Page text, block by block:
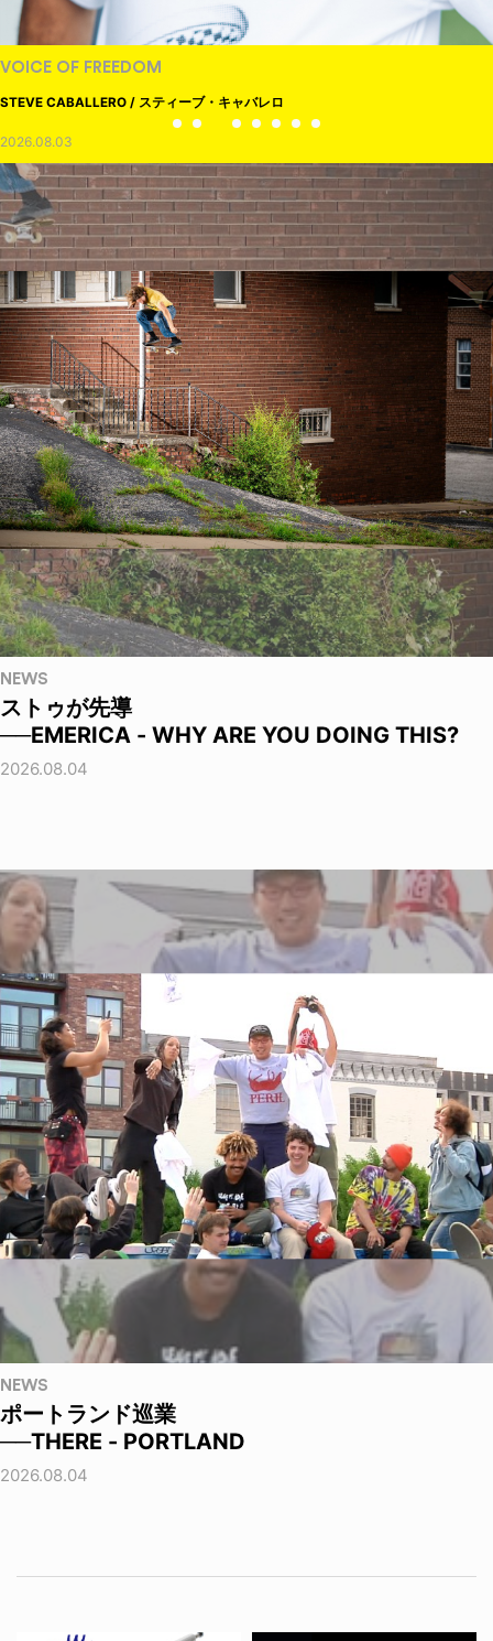
VOICE OF FREEDOM
STEVE CABALLERO / スティーブ・キャバレロ
2026.08.03
NEWS
ストゥが先導
──EMERICA - WHY ARE YOU DOING THIS?
2026.08.04
NEWS
ポートランド巡業
──THERE - PORTLAND
2026.08.04